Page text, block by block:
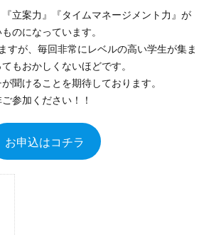
『立案力』『タイムマネージメント力』が
のになっています。
すが、毎回非常にレベルの高い学生が集ま
もおかしくないほどです。
聞けることを期待しております。
参加ください！！
お申込はコチラ